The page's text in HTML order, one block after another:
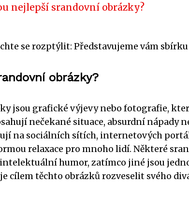
nejlepší srandovní obrázky?
se rozptýlit: Představujeme vám
obrázky?
jsou grafické výjevy nebo fotografie,
nečekané situace, absurdní nápady
na sociálních sítích, internetových
relaxace pro mnoho lidí. Některé
humor, zatímco jiné jsou
cílem těchto obrázků rozveselit svého